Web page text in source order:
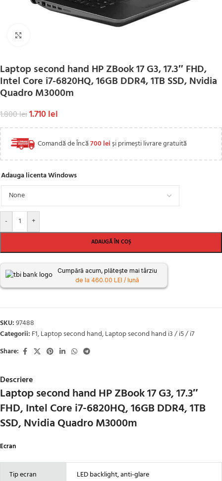
Laptop second hand HP ZBook 17 G3, 17.3″ FHD,
Intel Core i7-6820HQ, 16GB DDR4, 1TB SSD, Nvidia
Quadro M3000m
1.800lei1.710lei
Comandă de Încă700 leiși primești livrare gratuită
Adauga licenta Windows
- +
ADAUGĂ ÎN COȘ
Cumpără acum, plătește mai târziu
de la 460.00 LEI / lună
SKU:97488
Categorii: F1,Laptop second hand,Laptop second hand i3 / i5 / i7
Share:
Descriere
Laptop second hand HP ZBook 17 G3, 17.3″
FHD, Intel Core i7-6820HQ, 16GB DDR4, 1TB
SSD, Nvidia Quadro M3000m
Ecran
Tip ecran LED backlight, anti-glare